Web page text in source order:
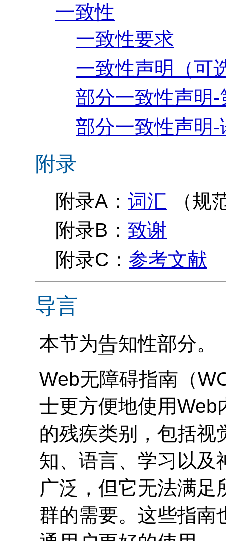
一致性
一致性要求
一致性声明（可
部分一致性声明
部分一致性声明-
附录
附录A： 词汇 （规
附录B： 致谢
附录C： 参考文献
导言
本节为告知性部分。
Web无障碍指南（
士更方便地使用Web
的残疾类别，包括视
知、语言、学习以及
广泛，但它无法满足
群的需要。这些指南